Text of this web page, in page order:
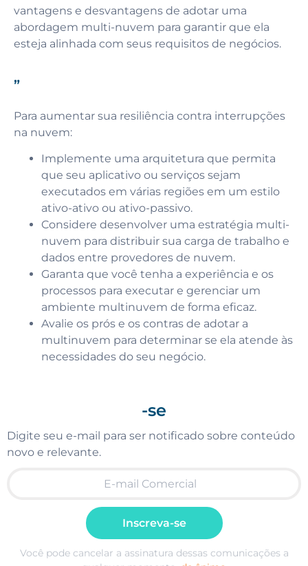
vantagens e desvantagens de adotar uma
abordagem multi-nuvem para garantir que ela
esteja alinhada com seus requisitos de negócios.
”
Para aumentar sua resiliência contra interrupções
na nuvem:
Implemente uma arquitetura que permita
que seu aplicativo ou serviços sejam
executados em várias regiões em um estilo
ativo-ativo ou ativo-passivo.
Considere desenvolver uma estratégia multi-
nuvem para distribuir sua carga de trabalho e
dados entre provedores de nuvem.
Garanta que você tenha a experiência e os
processos para executar e gerenciar um
ambiente multinuvem de forma eficaz.
Avalie os prós e os contras de adotar a
multinuvem para determinar se ela atende às
necessidades do seu negócio.
-se
Digite seu e-mail para ser notificado sobre conteúdo
novo e relevante.
Inscreva-se
Você pode cancelar a assinatura dessas comunicações a